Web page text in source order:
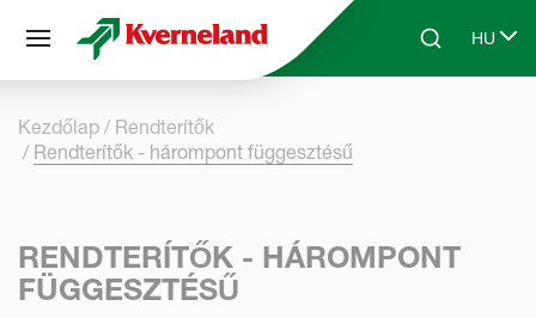
Skip to main contentSearchHU
Select
Kezdőlap
Rendterítők
Rendterítők - hárompont függesztésű
RENDTERÍTŐK - HÁROMPONT
FÜGGESZTÉSŰ
Süti preferenciák